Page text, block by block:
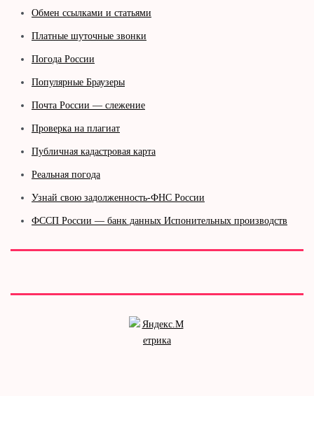
Обмен ссылками и статьями
Платные шуточные звонки
Погода России
Популярные Браузеры
Почта России — слежение
Проверка на плагиат
Публичная кадастровая карта
Реальная погода
Узнай свою задолженность-ФНС России
ФССП России — банк данных Испонительных производств